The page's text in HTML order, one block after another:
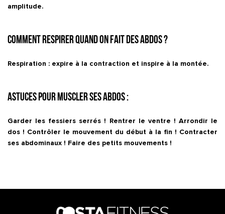
amplitude.
Comment respirer quand on fait des abdos ?
Respiration : expire à la contraction et inspire à la montée.
Astuces pour muscler ses abdos :
Garder les fessiers serrés ! Rentrer le ventre ! Arrondir le
dos ! Contrôler le mouvement du début à la fin ! Contracter
ses abdominaux ! Faire des petits mouvements !